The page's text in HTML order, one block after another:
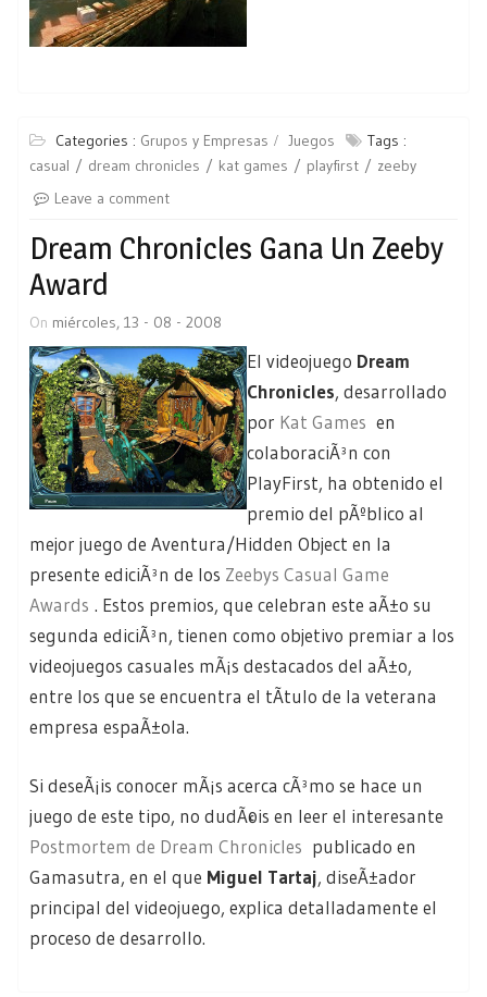
Categories : Grupos y Empresas Juegos
Tags :
casual
dream chronicles kat games playfirst
zeeby
Leave a comment
Dream Chronicles Gana Un Zeeby
Award
On miércoles, 13 - 08 - 2008
El videojuego Dream
Chronicles, desarrollado
por Kat Games en
colaboraciÃ³n con
PlayFirst, ha obtenido el
premio del pÃºblico al
mejor juego de Aventura/Hidden Object en la
presente ediciÃ³n de los Zeebys Casual Game
Awards . Estos premios, que celebran este aÃ±o su
segunda ediciÃ³n, tienen como objetivo premiar a los
videojuegos casuales mÃ¡s destacados del aÃ±o,
entre los que se encuentra el tÃ­tulo de la veterana
empresa espaÃ±ola.
Si deseÃ¡is conocer mÃ¡s acerca cÃ³mo se hace un
juego de este tipo, no dudÃ©is en leer el interesante
Postmortem de Dream Chronicles publicado en
Gamasutra, en el que Miguel Tartaj, diseÃ±ador
principal del videojuego, explica detalladamente el
proceso de desarrollo.